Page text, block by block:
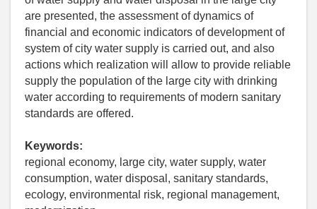
are presented, the assessment of dynamics of
financial and economic indicators of development of
system of city water supply is carried out, and also
actions which realization will allow to provide reliable
supply the population of the large city with drinking
water according to requirements of modern sanitary
standards are offered.
Keywords:
regional economy, large city, water supply, water
consumption, water disposal, sanitary standards,
ecology, environmental risk, regional management,